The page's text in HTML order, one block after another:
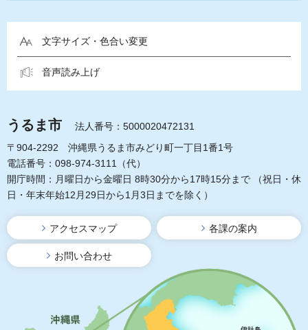
文字サイズ・色合い変更
音声読み上げ
うるま市
法人番号：5000020472131
〒904-2292 沖縄県うるま市みどり町一丁目1番1号
電話番号：098-974-3111（代）
開庁時間：月曜日から金曜日 8時30分から17時15分まで
（祝日・休
日・年末年始12月29日から1月3日までを除く）
アクセスマップ 各課の案内
お問い合わせ